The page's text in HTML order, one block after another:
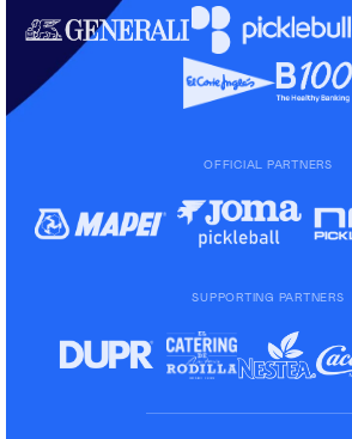
OFFICIAL PARTNERS
SUPPORTING PARTNERS